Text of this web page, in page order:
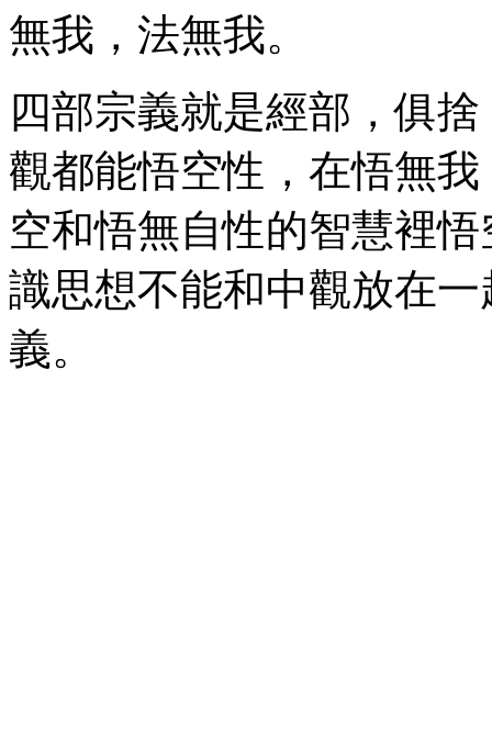
無我，法無我。
四部宗義就是經部，俱
觀都能悟空性，在悟無
空和悟無自性的智慧裡
識思想不能和中觀放在
義。